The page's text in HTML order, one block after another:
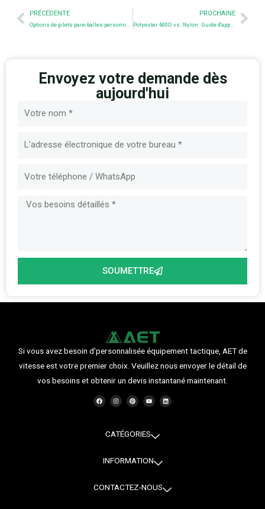
Prev
PRÉCÉDENTE PROCHAINE
Polyester 600D vs. Nylon : Guide d'approvisionnement pour l'équipement tactique
Envoyez votre demande dès
aujourd'hui
SOUMETTRE
Si vous avez besoin d'personnalisée équipement tactique, AET de
vitesse est votre premier choix. Veuillez nous envoyer le détail de
vos besoins et obtenir un devis instantané maintenant.
F
a
c
I
n
s
r
a
P
i
n
e
s
Y
o
u
e
L
i
n
CATÉGORIES
INFORMATION
CONTACTEZ-NOUS